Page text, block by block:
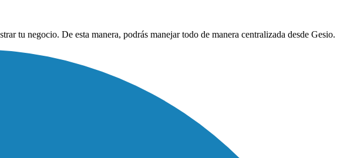
tu negocio. De esta manera, podrás manejar todo de manera centralizada desde Gesio.